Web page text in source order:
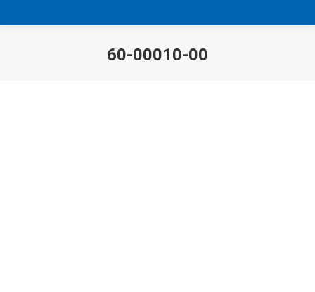
60-00010-00